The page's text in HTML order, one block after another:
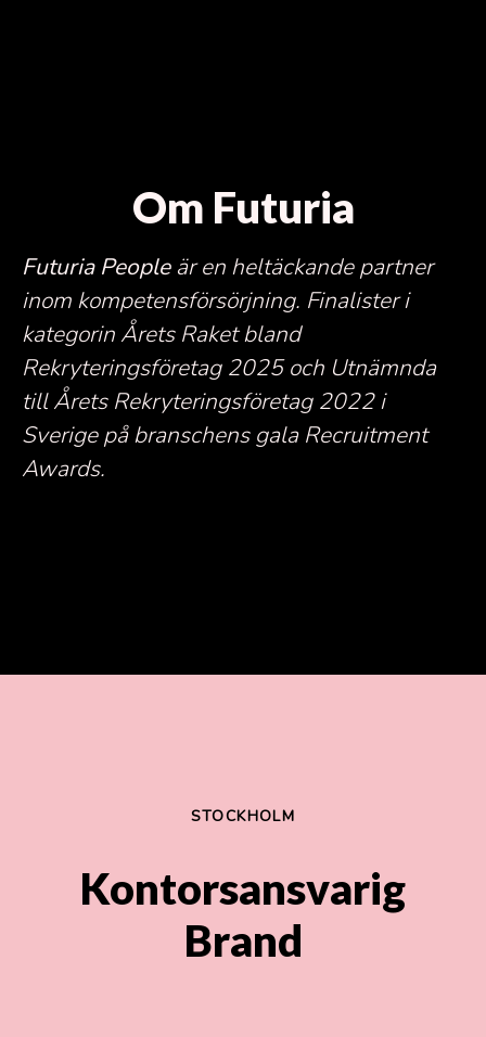
Om Futuria
Futuria People är en heltäckande partner
inom kompetensförsörjning. Finalister i
kategorin Årets Raket bland
Rekryteringsföretag 2025 och Utnämnda
till Årets Rekryteringsföretag 2022 i
Sverige på branschens gala Recruitment
Awards.
STOCKHOLM
Kontorsansvarig
Brand